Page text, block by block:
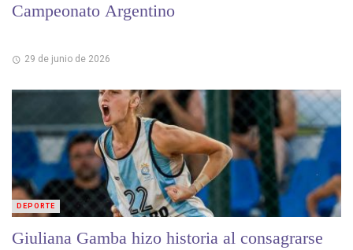
Campeonato Argentino
29 de junio de 2026
Giuliana Gamba hizo historia al consagrarse
DEPORTE